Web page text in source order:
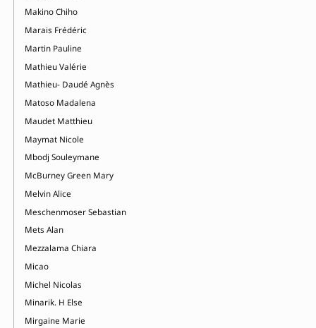
Makino Chiho
Marais Frédéric
Martin Pauline
Mathieu Valérie
Mathieu- Daudé Agnès
Matoso Madalena
Maudet Matthieu
Maymat Nicole
Mbodj Souleymane
McBurney Green Mary
Melvin Alice
Meschenmoser Sebastian
Mets Alan
Mezzalama Chiara
Micao
Michel Nicolas
Minarik. H Else
Mirgaine Marie